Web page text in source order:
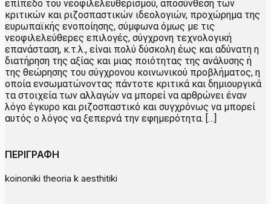
επίπεδο του νεοφιλελευθερισμού, αποσύνθεση των
κριτικών και ριζοσπαστικών ιδεολογιών, προχώρημα της
ευρωπαϊκής ενοποίησης, σύμφωνα όμως με τις
νεοφιλελεύθερες επιλογές, σύγχρονη τεχνολογική
επανάσταση, κ.τ.λ., είναι πολύ δύσκολη έως και αδύνατη η
διατήρηση της αξίας και μιας ποιότητας της ανάλυσης ή
της θεώρησης του σύγχρονου κοινωνικού προβλήματος, η
οποία ενσωματώνοντας πάντοτε κριτικά και δημιουργικά
τα στοιχεία των αλλαγών να μπορεί να αρθρώνει έναν
λόγο έγκυρο και ριζοσπαστικό και συγχρόνως να μπορεί
αυτός ο λόγος να ξεπερνά την εφημερότητα. […]
ΠΕΡΙΓΡΑΦΗ
koinoniki theoria k aesthitiki